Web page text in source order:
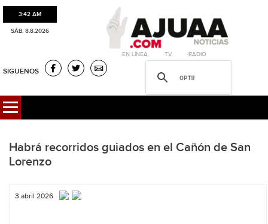
3:42 AM
SÁB. 8.8.2026
·EN LÍNEA. ·T.V. ·RADIO
SIGUENOS
Habrá recorridos guiados en el Cañón de San
Lorenzo
3 abril 2026